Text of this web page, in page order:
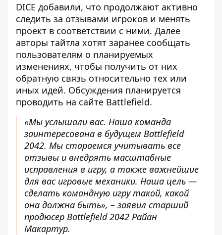
DICE добавили, что продолжают активно
следить за отзывами игроков и менять
проект в соответствии с ними. Далее
авторы тайтла хотят заранее сообщать
пользователям о планируемых
изменениях, чтобы получить от них
обратную связь относительно тех или
иных идей. Обсуждения планируется
проводить на сайте Battlefield.
«Мы услышали вас. Наша команда
заинтересована в будущем Battlefield
2042. Мы стараемся учитывать все
отзывы и внедрять масштабные
исправления в игру, а также важнейшие
для вас игровые механики. Наша цель —
сделать командную игру такой, какой
она должна быть», – заявил старший
продюсер Battlefield 2042 Райан
Макартур.